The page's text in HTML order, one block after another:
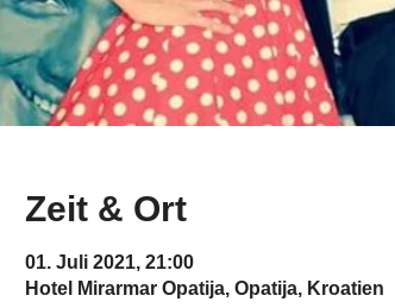
Zeit & Ort
01. Juli 2021, 21:00
Hotel Mirarmar Opatija, Opatija, Kroatien